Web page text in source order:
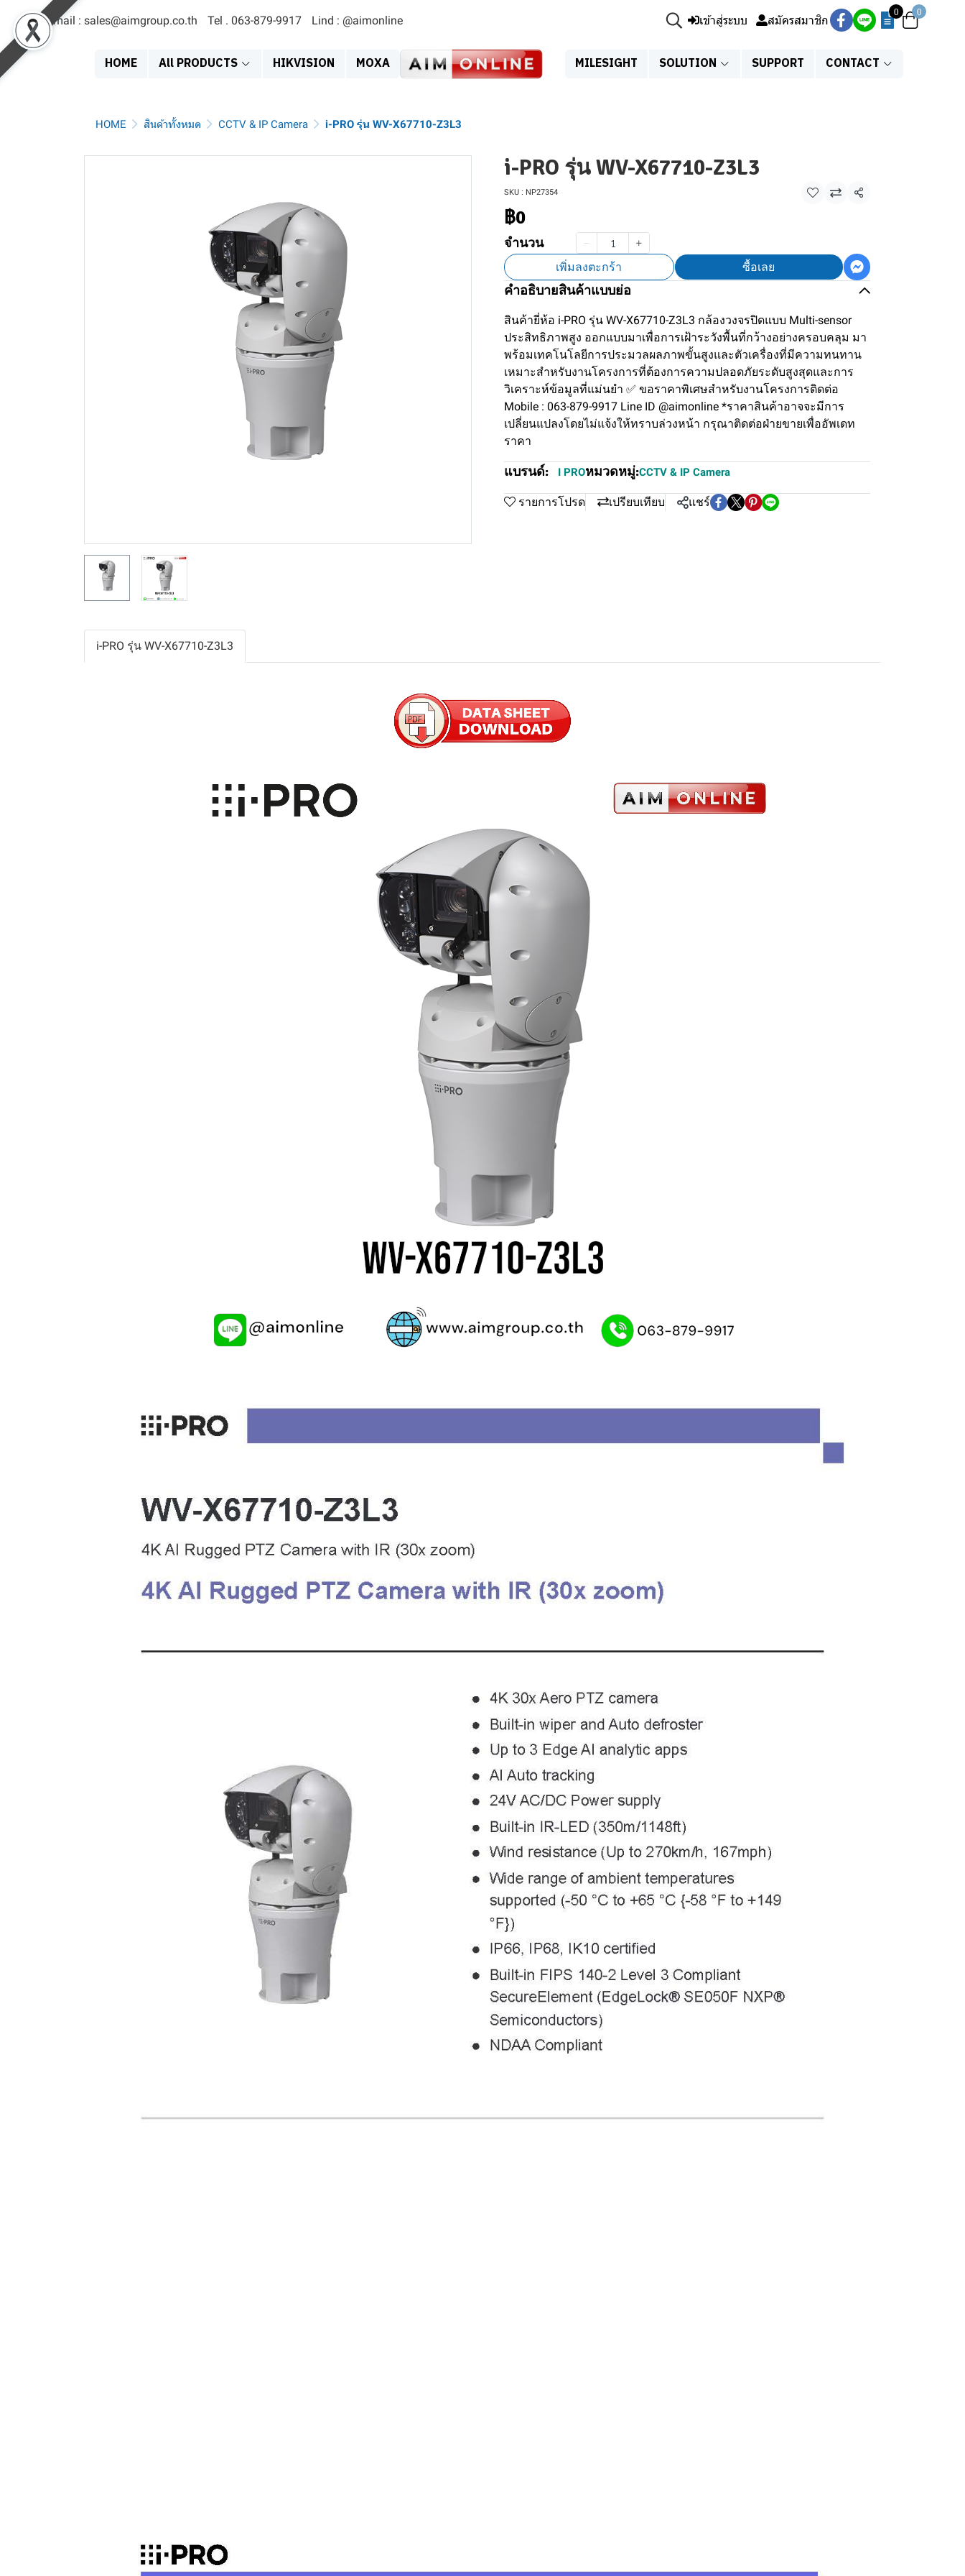
Email : sales@aimgroup.co.th Tel . 063-879-9917 Lind : @aimonline เข้าสู่ระบบ สมัครสมาชิก
0 0
HOME All PRODUCTS HIKVISION MOXA MILESIGHT SOLUTION SUPPORT CONTACT
HOME สินค้าทั้งหมด CCTV & IP Camera i-PRO รุ่น WV-X67710-Z3L3
i-PRO รุ่น WV-X67710-Z3L3
SKU : NP27354 แชร์
฿0
จำนวน
เพิ่มลงตะกร้า ซื้อเลย
คำอธิบายสินค้าแบบย่อ
สินค้ายี่ห้อ i-PRO รุ่น WV-X67710-Z3L3 กล้องวงจรปิดแบบ Multi-sensor
ประสิทธิภาพสูง ออกแบบมาเพื่อการเฝ้าระวังพื้นที่กว้างอย่างครอบคลุม มา
พร้อมเทคโนโลยีการประมวลผลภาพขั้นสูงและตัวเครื่องที่มีความทนทาน
เหมาะสำหรับงานโครงการที่ต้องการความปลอดภัยระดับสูงสุดและการ
วิเคราะห์ข้อมูลที่แม่นยำ ✅ ขอราคาพิเศษสำหรับงานโครงการติดต่อ
Mobile : 063-879-9917 Line ID @aimonline *ราคาสินค้าอาจจะมีการ
เปลี่ยนแปลงโดยไม่แจ้งให้ทราบล่วงหน้า กรุณาติดต่อฝ่ายขายเพื่ออัพเดท
ราคา
แบรนด์: I PROหมวดหมู่:CCTV & IP Camera
รายการโปรด เปรียบเทียบ แชร์
i-PRO รุ่น WV-X67710-Z3L3